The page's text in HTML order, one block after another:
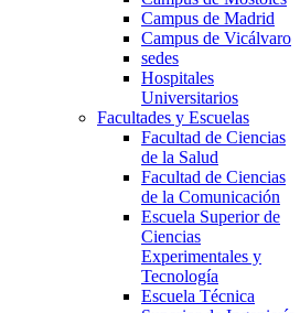
Campus de Madrid
Campus de Vicálvaro
sedes
Hospitales
Universitarios
Facultades y Escuelas
Facultad de Ciencias
de la Salud
Facultad de Ciencias
de la Comunicación
Escuela Superior de
Ciencias
Experimentales y
Tecnología
Escuela Técnica